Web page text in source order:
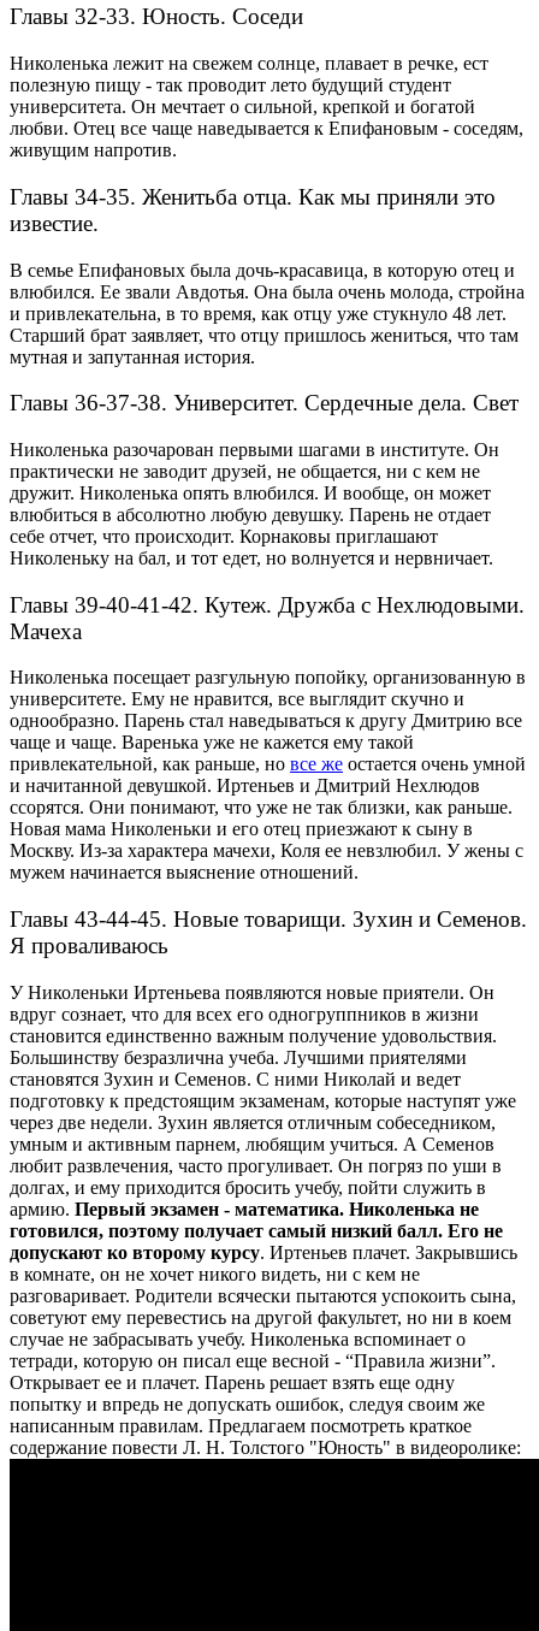
Главы 32-33. Юность. Соседи
Николенька лежит на свежем солнце, плавает в речке, ест
полезную пищу - так проводит лето будущий студент
университета. Он мечтает о сильной, крепкой и богатой
любви. Отец все чаще наведывается к Епифановым - соседям,
живущим напротив.
Главы 34-35. Женитьба отца. Как мы приняли это
известие.
В семье Епифановых была дочь-красавица, в которую отец и
влюбился. Ее звали Авдотья. Она была очень молода, стройна
и привлекательна, в то время, как отцу уже стукнуло 48 лет.
Старший брат заявляет, что отцу пришлось жениться, что там
мутная и запутанная история.
Главы 36-37-38. Университет. Сердечные дела. Свет
Николенька разочарован первыми шагами в институте. Он
практически не заводит друзей, не общается, ни с кем не
дружит. Николенька опять влюбился. И вообще, он может
влюбиться в абсолютно любую девушку. Парень не отдает
себе отчет, что происходит. Корнаковы приглашают
Николеньку на бал, и тот едет, но волнуется и нервничает.
Главы 39-40-41-42. Кутеж. Дружба с Нехлюдовыми.
Мачеха
Николенька посещает разгульную попойку, организованную в
университете. Ему не нравится, все выглядит скучно и
однообразно. Парень стал наведываться к другу Дмитрию все
чаще и чаще. Варенька уже не кажется ему такой
привлекательной, как раньше, но все же остается очень умной
и начитанной девушкой. Иртеньев и Дмитрий Нехлюдов
ссорятся. Они понимают, что уже не так близки, как раньше.
Новая мама Николеньки и его отец приезжают к сыну в
Москву. Из-за характера мачехи, Коля ее невзлюбил. У жены с
мужем начинается выяснение отношений.
Главы 43-44-45. Новые товарищи. Зухин и Семенов.
Я проваливаюсь
У Николеньки Иртеньева появляются новые приятели. Он
вдруг сознает, что для всех его одногруппников в жизни
становится единственно важным получение удовольствия.
Большинству безразлична учеба. Лучшими приятелями
становятся Зухин и Семенов. С ними Николай и ведет
подготовку к предстоящим экзаменам, которые наступят уже
через две недели. Зухин является отличным собеседником,
умным и активным парнем, любящим учиться. А Семенов
любит развлечения, часто прогуливает. Он погряз по уши в
долгах, и ему приходится бросить учебу, пойти служить в
армию. Первый экзамен - математика. Николенька не
готовился, поэтому получает самый низкий балл. Его не
допускают ко второму курсу. Иртеньев плачет. Закрывшись
в комнате, он не хочет никого видеть, ни с кем не
разговаривает. Родители всячески пытаются успокоить сына,
советуют ему перевестись на другой факультет, но ни в коем
случае не забрасывать учебу. Николенька вспоминает о
тетради, которую он писал еще весной - “Правила жизни”.
Открывает ее и плачет. Парень решает взять еще одну
попытку и впредь не допускать ошибок, следуя своим же
написанным правилам. Предлагаем посмотреть краткое
содержание повести Л. Н. Толстого "Юность" в видеоролике: